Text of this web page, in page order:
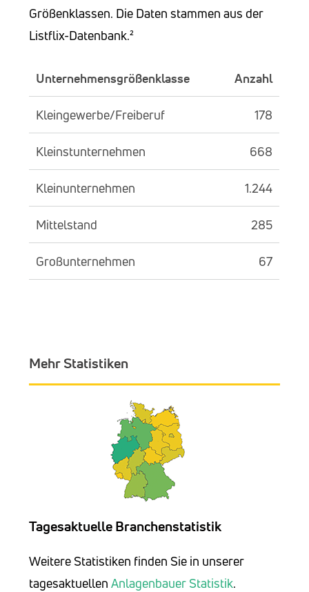
Größenklassen. Die Daten stammen aus der
Listflix-Datenbank.²
Unternehmensgrößenklasse Anzahl
Kleingewerbe/Freiberuf 178
Kleinstunternehmen 668
Kleinunternehmen 1.244
Mittelstand 285
Großunternehmen 67
Mehr Statistiken
Tagesaktuelle Branchenstatistik
Weitere Statistiken finden Sie in unserer
tagesaktuellenAnlagenbauer Statistik.